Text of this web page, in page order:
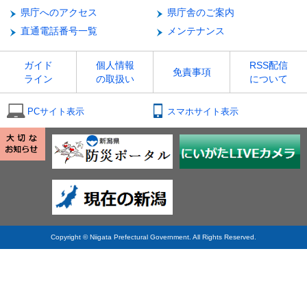
県庁へのアクセス
県庁舎のご案内
直通電話番号一覧
メンテナンス
ガイド
ライン
個人情報
の取扱い
免責事項
RSS配信
について
PCサイト表示 スマホサイト表示
Copyright © Niigata Prefectural Government. All Rights Reserved.